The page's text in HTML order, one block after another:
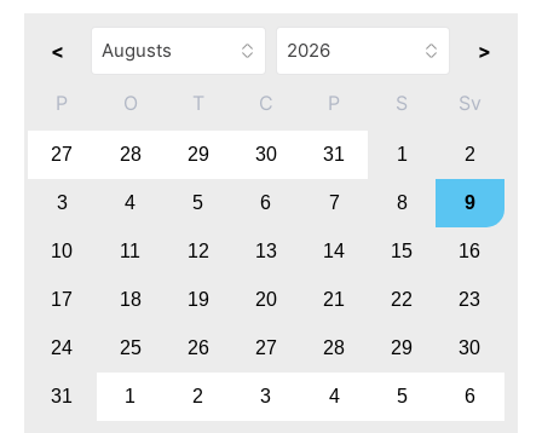
< >
P O T C P S Sv
27 28 29 30 31 1 2
3 4 5 6 7 8 9
10 11 12 13 14 15 16
17 18 19 20 21 22 23
24 25 26 27 28 29 30
31 1 2 3 4 5 6